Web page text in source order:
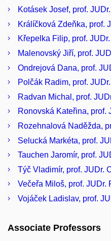
Kotásek Josef, prof.
Králíčková Zdeňka, prof.
Křepelka Filip, prof.
Malenovský Jiří, prof.
Ondrejová Dana, prof.
Polčák Radim, prof.
Radvan Michal, prof.
Ronovská Kateřina, prof.
Rozehnalová Naděžda,
Selucká Markéta, prof.
Tauchen Jaromír, prof.
Týč Vladimír, prof. JUDr.
Večeřa Miloš, prof. JUDr.
Vojáček Ladislav, prof.
Associate Professors